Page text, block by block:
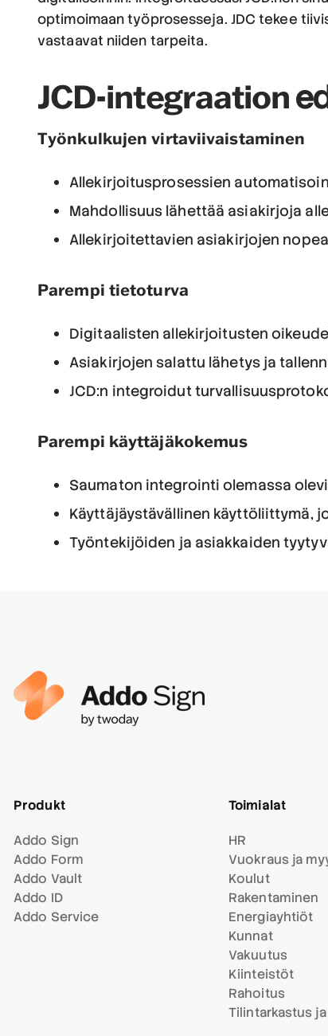
optimoimaan työprosesseja. JDC tekee
vastaavat niiden tarpeita.
JCD-integraation
Työnkulkujen virtaviivaistaminen
Allekirjoitusprosessien
Mahdollisuus lähettää asiakirjoja
Allekirjoitettavien asiakirjojen
Parempi tietoturva
Digitaalisten allekirjoitusten
Asiakirjojen salattu lähetys ja
JCD:n integroidut
Parempi käyttäjäkokemus
Saumaton integrointi olemassa
Käyttäjäystävällinen käyttöliittymä,
Työntekijöiden ja asiakkaiden
Produkt
Addo Sign
Addo Form
Addo Vault
Addo ID
Addo Service
Toimialat
HR
Vuokraus ja
Koulut
Rakentaminen
Energiayhtiöt
Kunnat
Vakuutus
Kiinteistöt
Rahoitus
Tilintarkastus